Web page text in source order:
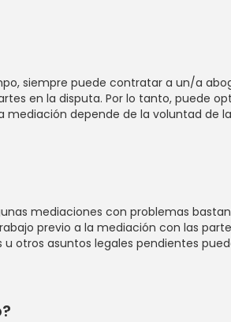
siempre puede contratar a un/a
en la disputa. Por lo tanto, puede
depende de la voluntad de
mediaciones con problemas
previo a la mediación con las
otros asuntos legales pendientes